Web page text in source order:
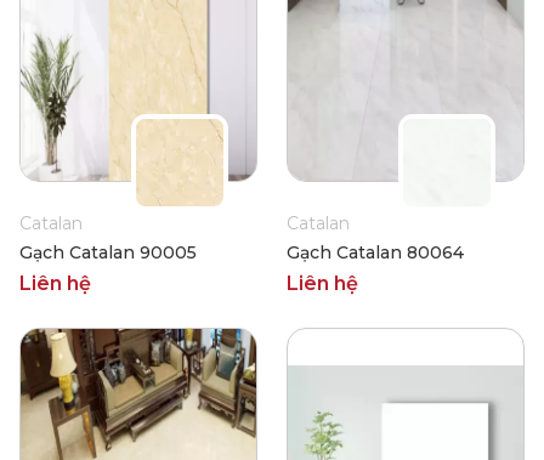
Catalan
Gạch Catalan 90005
Liên hệ
Catalan
Gạch Catalan 80064
Liên hệ